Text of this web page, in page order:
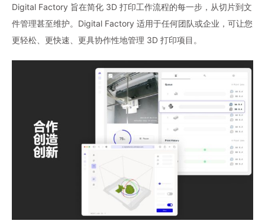
Digital Factory 旨在简化 3D 打印工作流程的每一步，从切片到文
件管理甚至维护。Digital Factory 适用于任何团队或企业，可让您
更轻松、更快速、更具协作性地管理 3D 打印项目。